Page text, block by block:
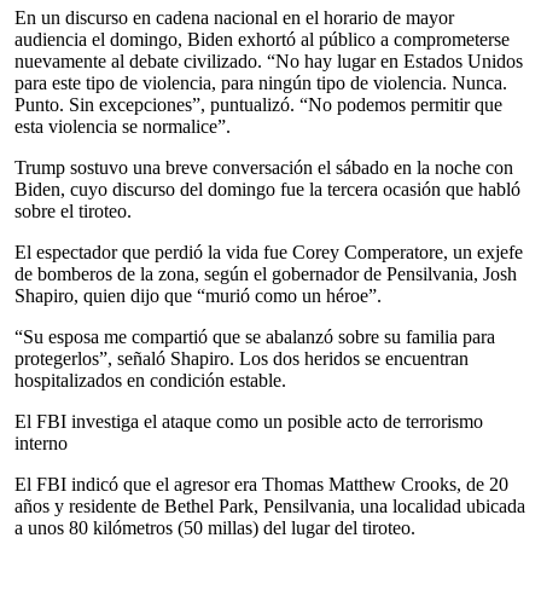
En un discurso en cadena nacional en el horario de mayor
audiencia el domingo, Biden exhortó al público a comprometerse
nuevamente al debate civilizado. “No hay lugar en Estados Unidos
para este tipo de violencia, para ningún tipo de violencia. Nunca.
Punto. Sin excepciones”, puntualizó. “No podemos permitir que
esta violencia se normalice”.
Trump sostuvo una breve conversación el sábado en la noche con
Biden, cuyo discurso del domingo fue la tercera ocasión que habló
sobre el tiroteo.
El espectador que perdió la vida fue Corey Comperatore, un exjefe
de bomberos de la zona, según el gobernador de Pensilvania, Josh
Shapiro, quien dijo que “murió como un héroe”.
“Su esposa me compartió que se abalanzó sobre su familia para
protegerlos”, señaló Shapiro. Los dos heridos se encuentran
hospitalizados en condición estable.
El FBI investiga el ataque como un posible acto de terrorismo
interno
El FBI indicó que el agresor era Thomas Matthew Crooks, de 20
años y residente de Bethel Park, Pensilvania, una localidad ubicada
a unos 80 kilómetros (50 millas) del lugar del tiroteo.